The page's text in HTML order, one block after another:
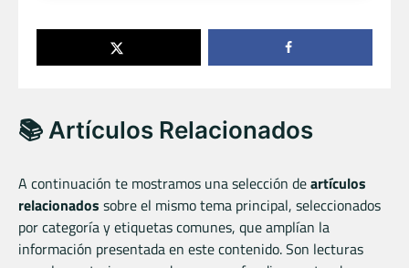
📚 Artículos Relacionados
A continuación te mostramos una selección deartículos
relacionados sobre el mismo tema principal, seleccionados
por categoría y etiquetas comunes, que amplían la
información presentada en este contenido. Son lecturas